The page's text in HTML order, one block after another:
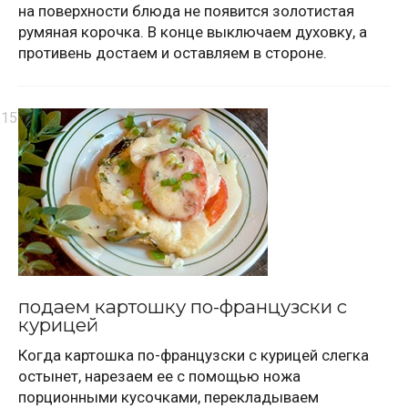
на поверхности блюда не появится золотистая
румяная корочка. В конце выключаем духовку, а
противень достаем и оставляем в стороне.
подаем картошку по-французски с
курицей
Когда картошка по-французски с курицей слегка
остынет, нарезаем ее с помощью ножа
порционными кусочками, перекладываем